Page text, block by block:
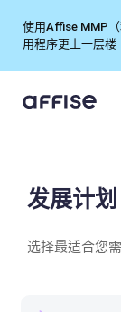
使用Affise MMP
用程序更上一层楼
发展计划
选择最适合您